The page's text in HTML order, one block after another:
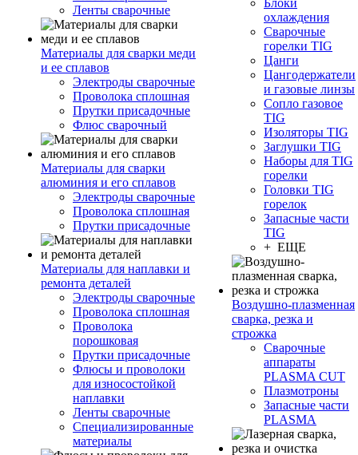
Ленты сварочные
Материалы для сварки меди
и ее сплавов
Электроды сварочные
Проволока сплошная
Прутки присадочные
Флюс сварочный
Материалы для сварки
алюминия и его сплавов
Электроды сварочные
Проволока сплошная
Прутки присадочные
Материалы для наплавки и
ремонта деталей
Электроды сварочные
Проволока сплошная
Проволока
порошковая
Прутки присадочные
Флюсы и проволоки
для износостойкой
наплавки
Ленты сварочные
Специализированные
материалы
Блоки
охлаждения
Сварочные
горелки TIG
Цанги
Цангодержатели
и газовые линзы
Сопло газовое
TIG
Изоляторы TIG
Заглушки TIG
Наборы для TIG
горелки
Головки TIG
горелок
Запасные части
TIG
+ ЕЩЕ
Воздушно-плазменная
сварка, резка и
строжка
Сварочные
аппараты
PLASMA CUT
Плазмотроны
Запасные части
PLASMA